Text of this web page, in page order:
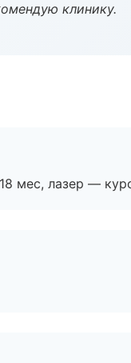
клинику.
мес, лазер —